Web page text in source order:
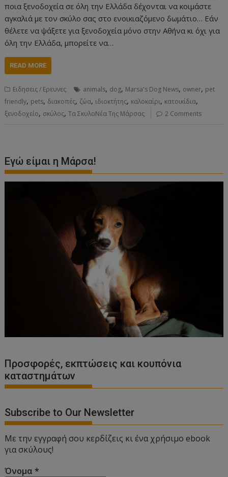
ποια ξενοδοχεία σε όλη την Ελλάδα δέχονται να κοιμάστε
αγκαλιά με τον σκύλο σας στο ενοικιαζόμενο δωμάτιο… Εάν
θέλετε να ψάξετε για ξενοδοχεία μόνο στην Αθήνα κι όχι για
όλη την Ελλάδα, μπορείτε να…
READ MORE
Ειδησεις / Ερευνες animals, dog, Marsa's Dog News, owner, pet
friendly, pets, διακοπές, ζώα, ιδιοκτήτης, καλοκαίρι, κατοικίδια,
ξενοδοχείο, σκύλος,Τα ΣκυλοΝέα Της Μάρσας 2 Comments
Εγώ είμαι η Μάρσα!
Προσφορές, εκπτώσεις και κουπόνια
καταστημάτων
Subscribe to Our Newsletter
Με την εγγραφή σου κερδίζεις κι ένα χρήσιμο ebook
για σκύλους!
Όνομα*